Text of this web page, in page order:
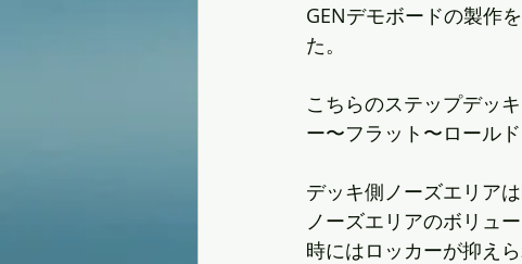
GENデモボードの製作
た。
こちらのステップデッ
ー〜フラット〜ロール
デッキ側ノーズエリア
ノーズエリアのボリュ
時にはロッカーが抑え